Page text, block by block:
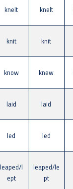
knelt
knelt
knit
knit
knew
know
laid
laid
led
led
leaped/le
pt
leaped/l
ept